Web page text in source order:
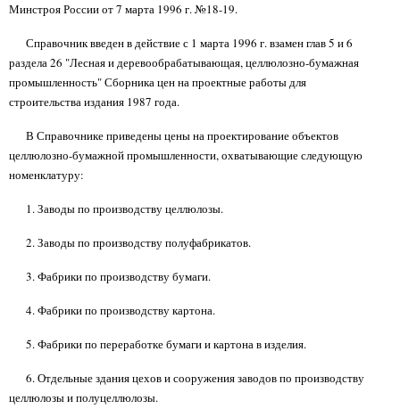
Минстроя России от 7 марта 1996 г. №18-19.
Справочник введен в действие с 1 марта 1996 г. взамен глав 5 и 6
раздела 26 "Лесная и деревообрабатывающая, целлюлозно-бумажная
промышленность" Сборника цен на проектные работы для
строительства издания 1987 года.
В Справочнике приведены цены на проектирование объектов
целлюлозно-бумажной промышленности, охватывающие следующую
номенклатуру:
1. Заводы по производству целлюлозы.
2. Заводы по производству полуфабрикатов.
3. Фабрики по производству бумаги.
4. Фабрики по производству картона.
5. Фабрики по переработке бумаги и картона в изделия.
6. Отдельные здания цехов и сооружения заводов по производству
целлюлозы и полуцеллюлозы.